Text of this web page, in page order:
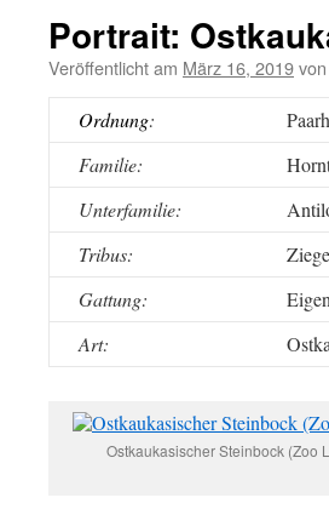
Portrait:
Veröffentlicht am März 16, 2019von
Ordnung:
Familie:
Unterfamilie:
Tribus:
Gattung:
Art:
Ostkaukasischer Steinbock (Zoo